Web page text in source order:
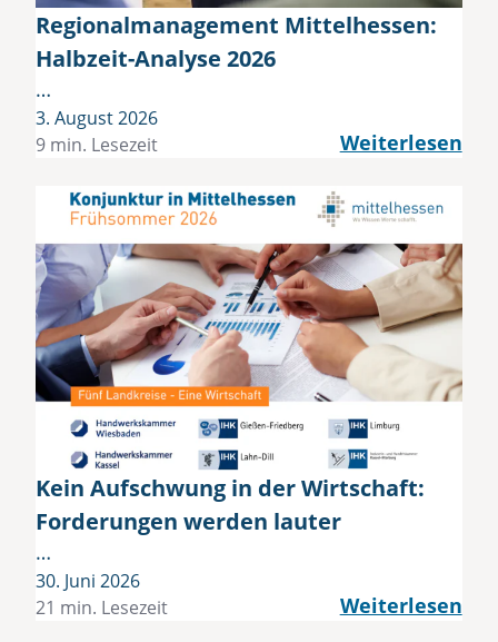
Regionalmanagement Mittelhessen:
Halbzeit-Analyse 2026
…
3. August 2026
9 min. Lesezeit
Weiterlesen
Kein Aufschwung in der Wirtschaft:
Forderungen werden lauter
…
30. Juni 2026
21 min. Lesezeit
Weiterlesen